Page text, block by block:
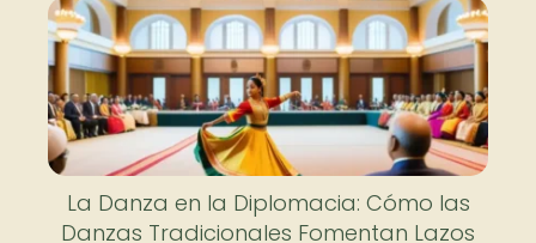
La Danza en la Diplomacia: Cómo las
Danzas Tradicionales Fomentan Lazos